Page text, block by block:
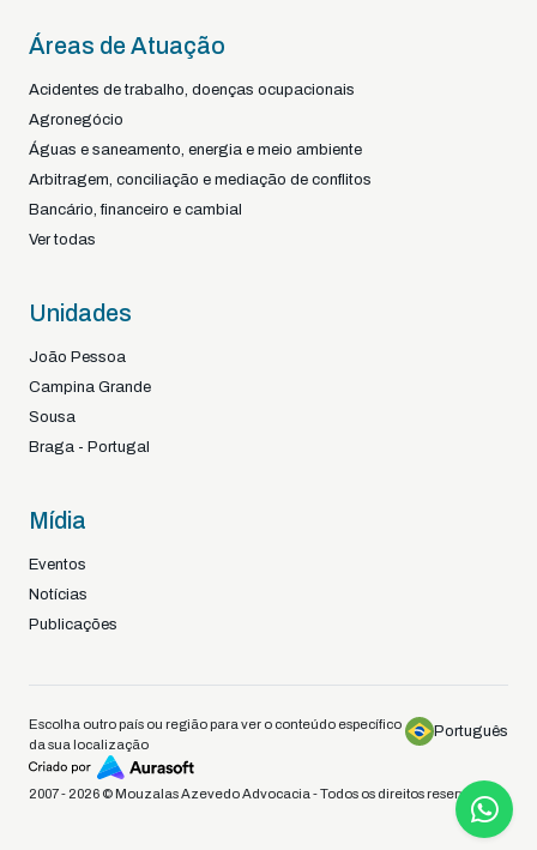
Áreas de Atuação
Acidentes de trabalho, doenças ocupacionais
Agronegócio
Águas e saneamento, energia e meio ambiente
Arbitragem, conciliação e mediação de conflitos
Bancário, financeiro e cambial
Ver todas
Unidades
João Pessoa
Campina Grande
Sousa
Braga - Portugal
Mídia
Eventos
Notícias
Publicações
Escolha outro país ou região para ver o conteúdo específico
da sua localização
Português
2007 - 2026 © Mouzalas Azevedo Advocacia - Todos os direitos reservados.